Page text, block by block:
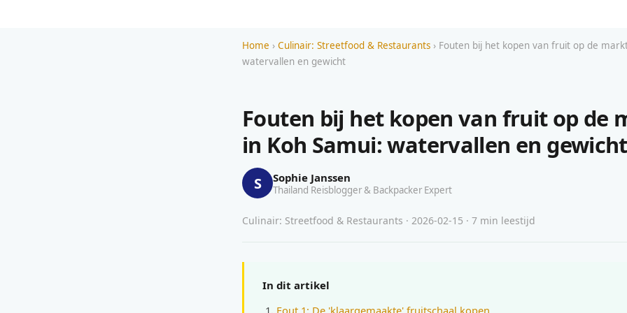
Home › Culinair: Streetfood & Restaurants › Fouten bij het kopen van fruit op de
watervallen en gewicht
Fouten bij het kopen van fruit op de
in Koh Samui: watervallen en gewicht
S Sophie Janssen
Thailand Reisblogger & Backpacker Expert
Culinair: Streetfood & Restaurants · 2026-02-15 · 7 min leestijd
In dit artikel
Fout 1: De 'klaargemaakte' fruitschaal kopen